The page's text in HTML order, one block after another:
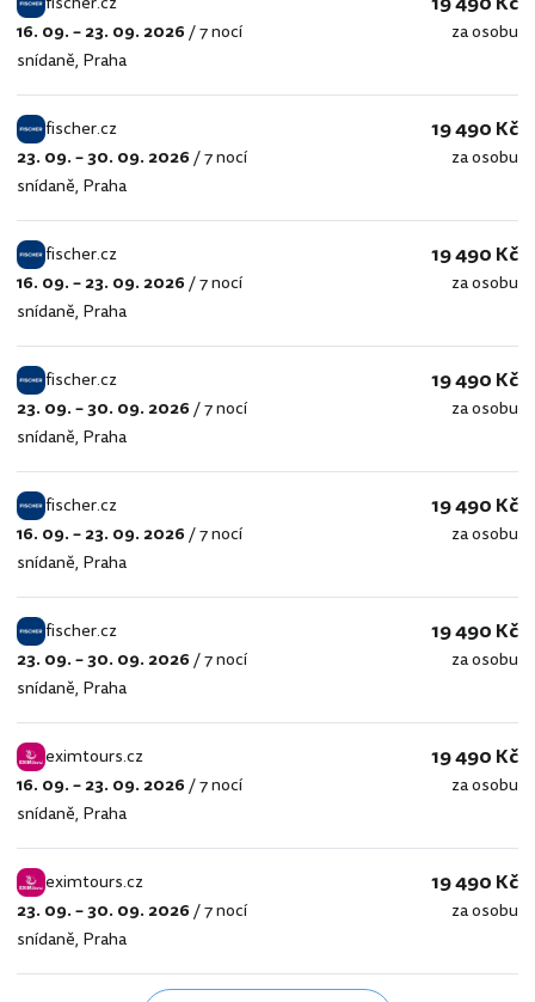
fischer.cz
16. 09. – 23. 09. 2026/7 nocí
snídaně, Praha
za osobu
fischer.cz
fischer.cz
23. 09. – 30. 09. 2026/7 nocí
snídaně, Praha
19 490 Kč
za osobu
fischer.cz
fischer.cz
16. 09. – 23. 09. 2026/7 nocí
snídaně, Praha
19 490 Kč
za osobu
fischer.cz
fischer.cz
23. 09. – 30. 09. 2026/7 nocí
snídaně, Praha
19 490 Kč
za osobu
fischer.cz
fischer.cz
16. 09. – 23. 09. 2026/7 nocí
snídaně, Praha
19 490 Kč
za osobu
fischer.cz
fischer.cz
23. 09. – 30. 09. 2026/7 nocí
snídaně, Praha
19 490 Kč
za osobu
eximtours.cz
eximtours.cz
16. 09. – 23. 09. 2026/7 nocí
snídaně, Praha
19 490 Kč
za osobu
eximtours.cz
eximtours.cz
23. 09. – 30. 09. 2026/7 nocí
snídaně, Praha
19 490 Kč
za osobu